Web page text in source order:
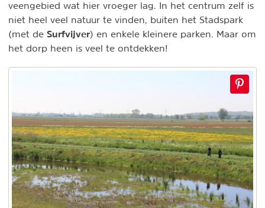
veengebied wat hier vroeger lag. In het centrum zelf is
niet heel veel natuur te vinden, buiten het Stadspark
(met de Surfvijver) en enkele kleinere parken. Maar om
het dorp heen is veel te ontdekken!